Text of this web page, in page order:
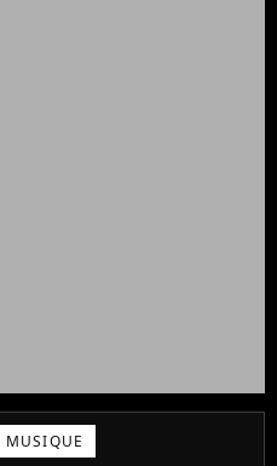
MUSIQUE